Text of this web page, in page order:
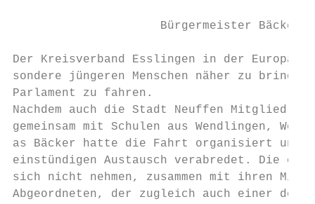
Bürgermeister Bäcker
Der Kreisverband Esslingen in der Europa-
sondere jüngeren Menschen näher zu
Parlament zu fahren.
Nachdem auch die Stadt Neuffen Mitglied
gemeinsam mit Schulen aus Wendlingen,
as Bäcker hatte die Fahrt organisiert und
einstündigen Austausch verabredet. Die
sich nicht nehmen, zusammen mit ihren
Abgeordneten, der zugleich auch einer der